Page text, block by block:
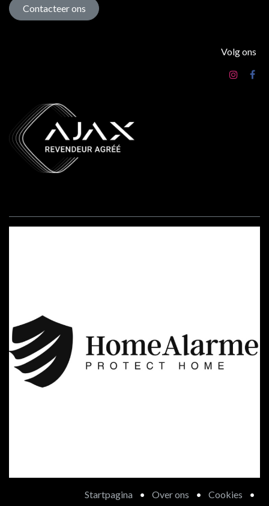
Contacteer ons
Volg ons
Startpagina • Over ons • Cookies
•